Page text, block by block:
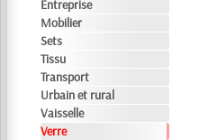
Entreprise
Mobilier
Sets
Tissu
Transport
Urbain et rural
Vaisselle
Verre